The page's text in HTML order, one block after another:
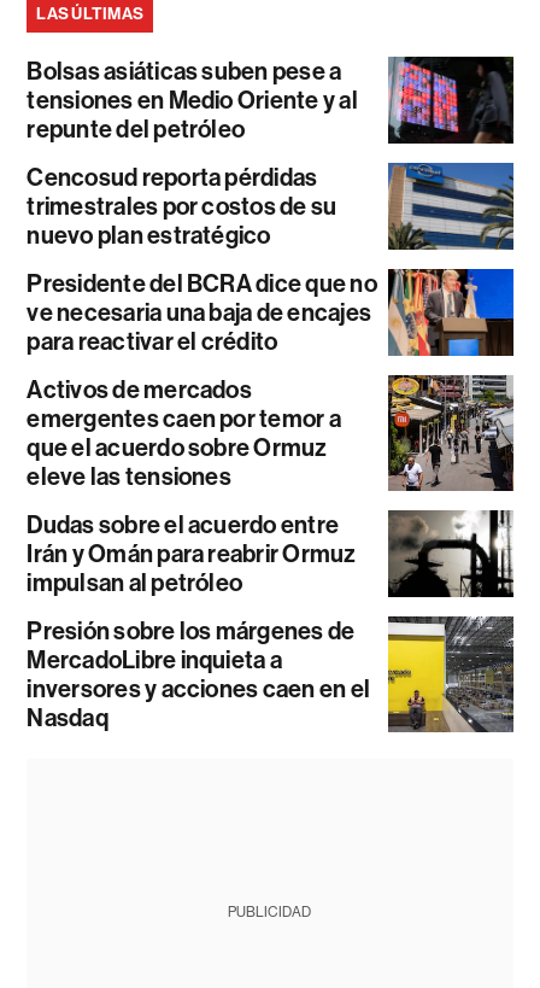
LAS ÚLTIMAS
Bolsas asiáticas suben pese a
tensiones en Medio Oriente y al
repunte del petróleo
Cencosud reporta pérdidas
trimestrales por costos de su
nuevo plan estratégico
Presidente del BCRA dice que no
ve necesaria una baja de encajes
para reactivar el crédito
Activos de mercados
emergentes caen por temor a
que el acuerdo sobre Ormuz
eleve las tensiones
Dudas sobre el acuerdo entre
Irán y Omán para reabrir Ormuz
impulsan al petróleo
Presión sobre los márgenes de
MercadoLibre inquieta a
inversores y acciones caen en el
Nasdaq
PUBLICIDAD